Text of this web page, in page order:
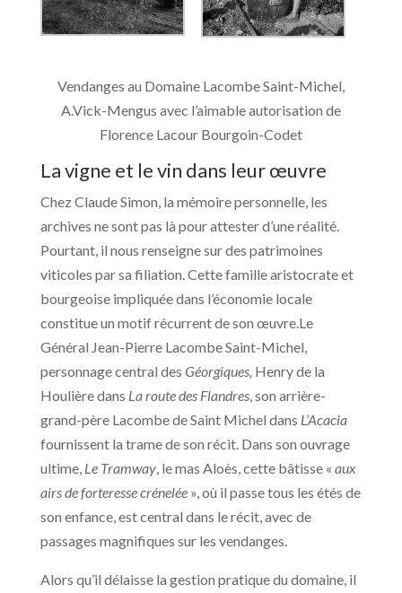
Vendanges au Domaine Lacombe Saint-Michel,
A.Vick-Mengus avec l’aimable autorisation de
Florence Lacour Bourgoin-Codet
La vigne et le vin dans leur œuvre
Chez Claude Simon, la mémoire personnelle, les
archives ne sont pas là pour attester d’une réalité.
Pourtant, il nous renseigne sur des patrimoines
viticoles par sa filiation. Cette famille aristocrate et
bourgeoise impliquée dans l’économie locale
constitue un motif récurrent de son œuvre.Le
Général Jean-Pierre Lacombe Saint-Michel,
personnage central des Géorgiques, Henry de la
Houlière dans La route des Flandres, son arrière-
grand-père Lacombe de Saint Michel dans L’Acacia
fournissent la trame de son récit. Dans son ouvrage
ultime, Le Tramway, le mas Aloès, cette bâtisse « aux
airs de forteresse crénelée», où il passe tous les étés de
son enfance, est central dans le récit, avec de
passages magnifiques sur les vendanges.
Alors qu’il délaisse la gestion pratique du domaine, il